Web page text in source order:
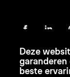
Deze
beste